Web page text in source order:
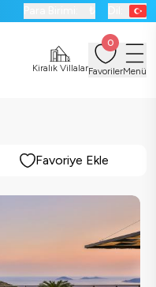
Kiralık Villalar
0
FavorilerMenü
Favoriye Ekle